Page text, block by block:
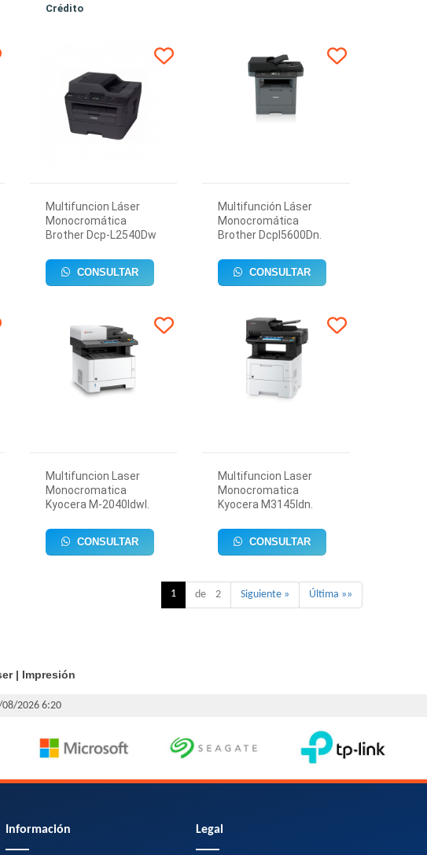
Crédito
Multifuncion Láser
Monocromática
Brother Dcp-L2540Dw
CONSULTAR
Multifunción Láser
Monocromática
Brother Dcpl5600Dn.
CONSULTAR
Multifuncion Laser
Monocromatica
Kyocera M-2040Idwl.
CONSULTAR
Multifuncion Laser
Monocromatica
Kyocera M3145Idn.
CONSULTAR
1 de 2 Siguiente » Última »»
| Impresión
2026 6:20
Información Legal